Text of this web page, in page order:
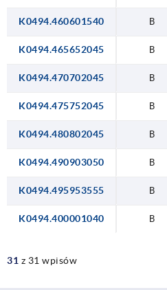
K0494.460601540 B
K0494.465652045 B
K0494.470702045 B
K0494.475752045 B
K0494.480802045 B
K0494.490903050 B
K0494.495953555 B
K0494.400001040 B
31 z 31 wpisów